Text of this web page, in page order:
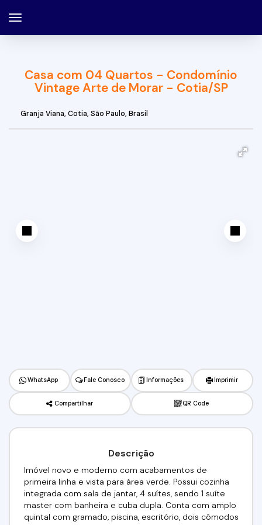
Casa com 04 Quartos - Condomínio
Vintage Arte de Morar - Cotia/SP
Granja Viana, Cotia, São Paulo, Brasil
WhatsApp Fale Conosco Informações Imprimir
Compartilhar QR Code
Descrição
Imóvel novo e moderno com acabamentos de
primeira linha e vista para área verde. Possui cozinha
integrada com sala de jantar, 4 suítes, sendo 1 suíte
master com banheira e cuba dupla. Conta com amplo
quintal com gramado, piscina, escritório, dois cômodos